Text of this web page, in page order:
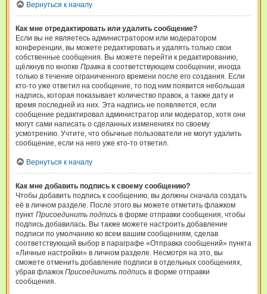
Вернуться к началу
Как мне отредактировать или удалить сообщение?
Если вы не являетесь администратором или модератором
конференции, вы можете редактировать и удалять только свои
собственные сообщения. Вы можете перейти к редактированию,
щёлкнув по кнопке Правка в соответствующем сообщении, иногда
только в течение ограниченного времени после его создания. Если
кто-то уже ответил на сообщение, то под ним появится небольшая
надпись, которая показывает количество правок, а также дату и
время последней из них. Эта надпись не появляется, если
сообщение редактировал администратор или модератор, хотя они
могут сами написать о сделанных изменениях по своему
усмотрению. Учтите, что обычные пользователи не могут удалить
сообщение, если на него уже кто-то ответил.
Вернуться к началу
Как мне добавить подпись к своему сообщению?
Чтобы добавить подпись к сообщению, вы должны сначала создать
её в личном разделе. После этого вы можете отметить флажком
пункт Присоединить подпись в форме отправки сообщения, чтобы
подпись добавилась. Вы также можете настроить добавление
подписи по умолчанию ко всем вашим сообщениям, сделав
соответствующий выбор в параграфе «Отправка сообщений» пункта
«Личные настройки» в личном разделе. Несмотря на это, вы
сможете отменить добавление подписи в отдельных сообщениях,
убрав флажок Присоединить подпись в форме отправки
сообщения.